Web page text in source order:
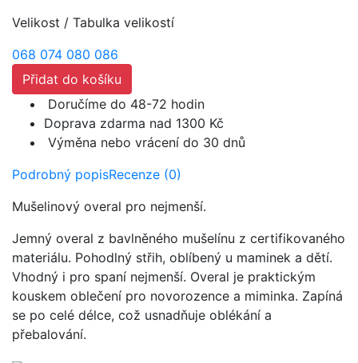
Velikost / Tabulka velikostí
068 074 080 086
Přidat do košíku
Doručíme do 48-72 hodin
Doprava zdarma nad 1300 Kč
Výměna nebo vrácení do 30 dnů
Podrobný popisRecenze (0)
Mušelinový overal pro nejmenší.
Jemný overal z bavlněného mušelínu z certifikovaného
materiálu. Pohodlný střih, oblíbený u maminek a dětí.
Vhodný i pro spaní nejmenší. Overal je praktickým
kouskem oblečení pro novorozence a miminka. Zapíná
se po celé délce, což usnadňuje oblékání a
přebalování.